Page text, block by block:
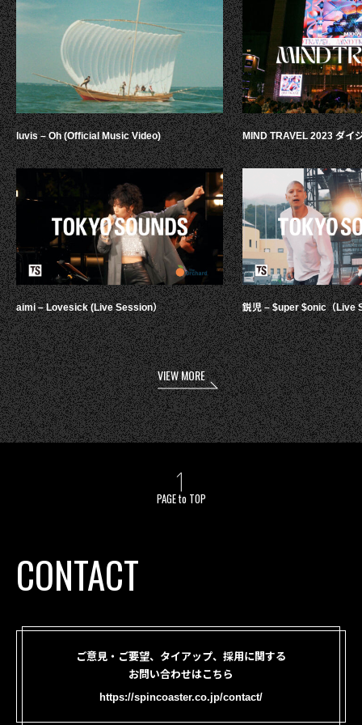
luvis – Oh (Official Music Video)
aimi – Lovesick (Live Session）
MIND TRAVEL 2023 ダイ
鋭児 – $uper $onic（Live
VIEW MORE
PAGE to TOP
CONTACT
ご意見・ご要望、タイアップ、採用に関する
お問い合わせはこちら
https://spincoaster.co.jp/contact/